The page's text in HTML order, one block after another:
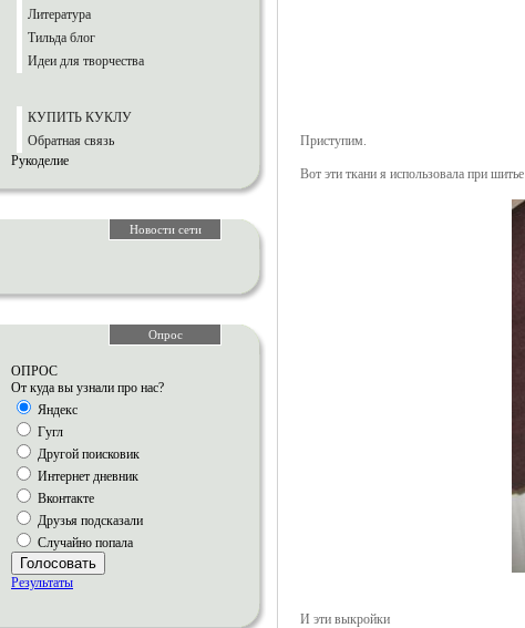
Литература
Тильда блог
Идеи для творчества
КУПИТЬ КУКЛУ
Обратная связь
Рукоделие
Новости сети
Опрос
ОПРОС
От куда вы узнали про нас?
Яндекс
Гугл
Другой поисковик
Интернет дневник
Вконтакте
Друзья подсказали
Случайно попала
Голосовать
Результаты
Приступим.
Вот эти ткани я использовала при шитье
И эти выкройки